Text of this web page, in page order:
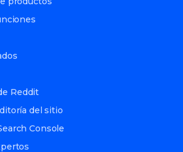
Reddit
del sitio
Console